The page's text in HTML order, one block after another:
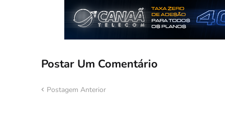
Postar Um Comentário
Postagem Anterior